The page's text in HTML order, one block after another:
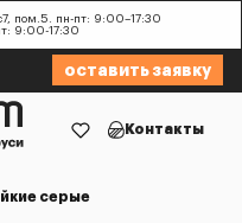
пом.5. пн-пт: 9:00–17:30
9:00-17:30
оставить заявку
Контакты
серые